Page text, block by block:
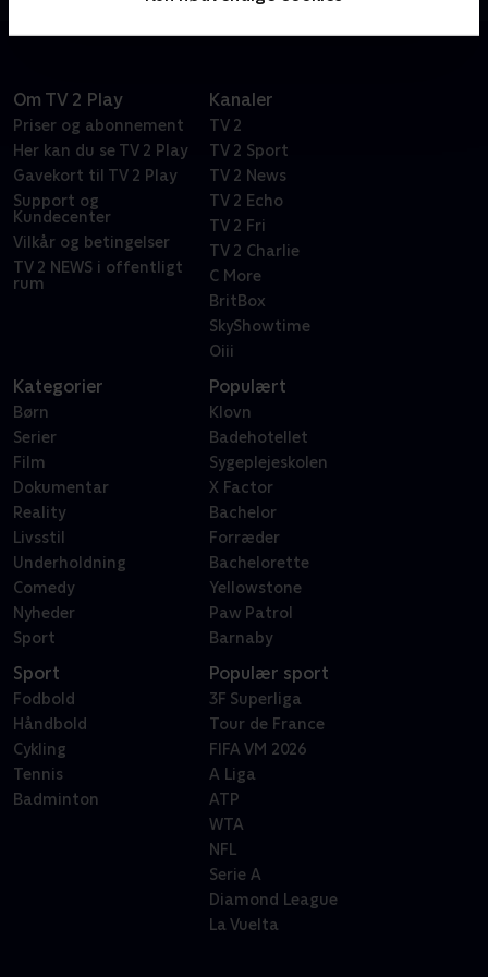
Om TV 2 Play
Priser og abonnement
Her kan du se TV 2 Play
Gavekort til TV 2 Play
Support og
Kundecenter
Vilkår og betingelser
TV 2 NEWS i offentligt
rum
Kanaler
TV 2
TV 2 Sport
TV 2 News
TV 2 Echo
TV 2 Fri
TV 2 Charlie
C More
BritBox
SkyShowtime
Oiii
Kategorier
Børn
Serier
Film
Dokumentar
Reality
Livsstil
Underholdning
Comedy
Nyheder
Sport
Populært
Klovn
Badehotellet
Sygeplejeskolen
X Factor
Bachelor
Forræder
Bachelorette
Yellowstone
Paw Patrol
Barnaby
Sport
Fodbold
Håndbold
Cykling
Tennis
Badminton
Populær sport
3F Superliga
Tour de France
FIFA VM 2026
A Liga
ATP
WTA
NFL
Serie A
Diamond League
La Vuelta